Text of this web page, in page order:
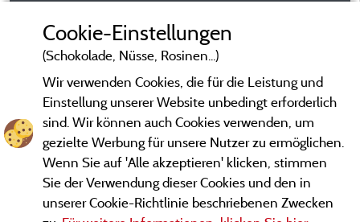
Cookie-Einstellungen
(Schokolade, Nüsse, Rosinen...)
Wir verwenden Cookies, die für die Leistung und
Einstellung unserer Website unbedingt erforderlich
sind. Wir können auch Cookies verwenden, um
gezielte Werbung für unsere Nutzer zu ermöglichen.
Wenn Sie auf 'Alle akzeptieren' klicken, stimmen
Sie der Verwendung dieser Cookies und den in
unserer Cookie-Richtlinie beschriebenen Zwecken